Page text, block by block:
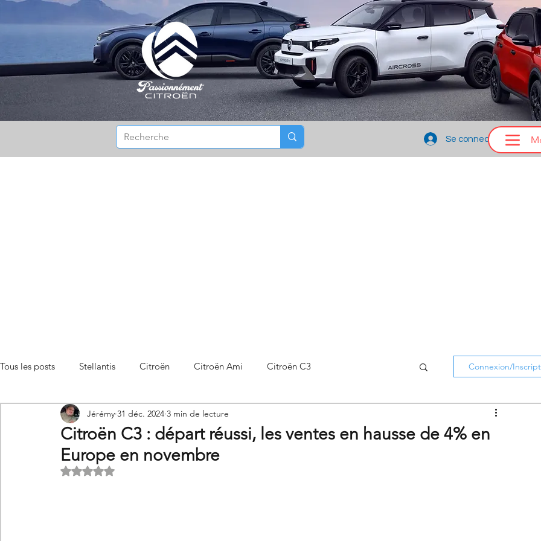
Se connecter
Tous les posts Stellantis Citroën Citroën Ami Citroën C3
Citroën C3 Aircross Citroën C4 Citroën C4 X
Citroën C5 X Citroën Berlingo Citroën Basalt
Connexion/
Citroën C3 : départ réussi, les ventes en hausse de 4% en
Europe en novembre
Jérémy 31 déc. 2024 3 min de lecture
Noté NaN étoiles sur 5.